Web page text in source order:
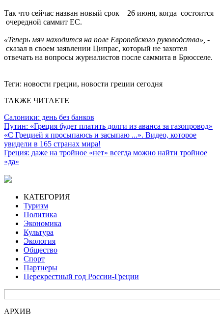
Так что сейчас назван новый срок – 26 июня, когда состоится
очередной саммит ЕС.
«Теперь мяч находится на поле Европейского руководства», -
сказал в своем заявлении Ципрас, который не захотел
отвечать на вопросы журналистов после саммита в Брюсселе.
Теги: новости греции, новости греции сегодня
ТАКЖЕ ЧИТАЕТЕ
Салоники: день без банков
Путин: «Греция будет платить долги из аванса за газопровод»
«С Грецией я просыпаюсь и засыпаю ...». Видео, которое
увидели в 165 странах мира!
Греция: даже на тройное «нет» всегда можно найти тройное
«да»
КАТЕГОРИЯ
Туризм
Политика
Экономика
Культура
Экология
Общество
Спорт
Партнеры
Перекрестный год России-Греции
АРХИВ